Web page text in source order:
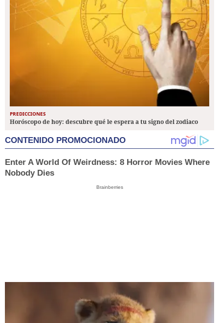
PREDICCIONES
Horóscopo de hoy: descubre qué le espera a tu signo del zodiaco
CONTENIDO PROMOCIONADO
Enter A World Of Weirdness: 8 Horror Movies Where
Nobody Dies
Brainberries